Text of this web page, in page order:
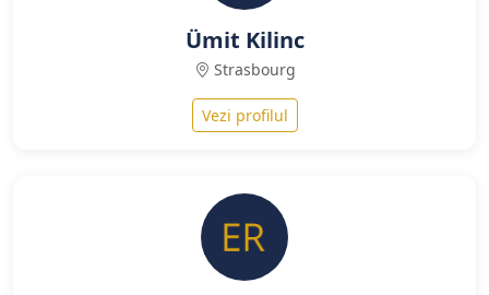
Ümit Kilinc
Strasbourg
Vezi profilul